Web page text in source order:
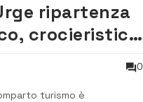
ripartenza
crocieristico
0
turismo è